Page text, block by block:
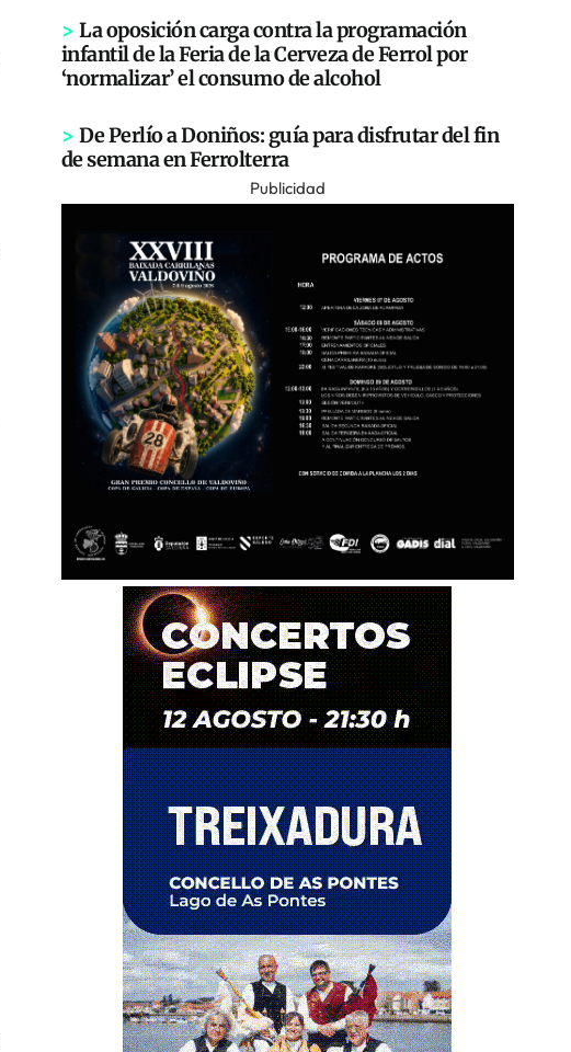
> La oposición carga contra la programación
infantil de la Feria de la Cerveza de Ferrol por
‘normalizar’ el consumo de alcohol
> De Perlío a Doniños: guía para disfrutar del fin
de semana en Ferrolterra
Publicidad